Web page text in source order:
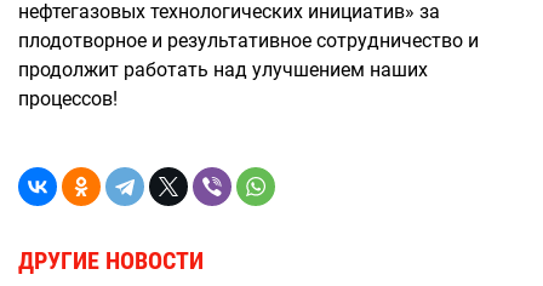
нефтегазовых технологических инициатив» за
плодотворное и результативное сотрудничество и
продолжит работать над улучшением наших
процессов!
ДРУГИЕ НОВОСТИ